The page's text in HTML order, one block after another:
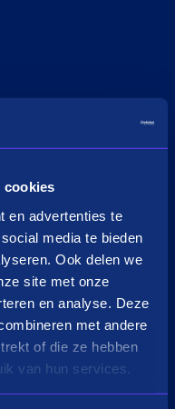
cookies
en advertenties te
media te bieden
Ook delen we
site met onze
en analyse. Deze
met andere
of die ze hebben
van hun services.